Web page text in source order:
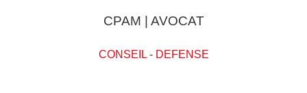
CPAM | AVOCAT
CONSEIL- DEFENSE